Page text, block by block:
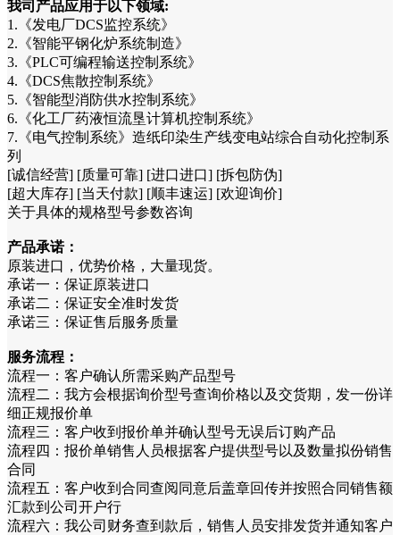
我司产品应用于以下领域:
1.《发电厂DCS监控系统》
2.《智能平钢化炉系统制造》
3.《PLC可编程输送控制系统》
4.《DCS焦散控制系统》
5.《智能型消防供水控制系统》
6.《化工厂药液恒流垦计算机控制系统》
7.《电气控制系统》造纸印染生产线变电站综合自动化控制系
列
[诚信经营] [质量可靠] [进口进口] [拆包防伪]
[超大库存] [当天付款] [顺丰速运] [欢迎询价]
关于具体的规格型号参数咨询
产品承诺：
原装进口，优势价格，大量现货。
承诺一：保证原装进口
承诺二：保证安全准时发货
承诺三：保证售后服务质量
服务流程：
流程一：客户确认所需采购产品型号
流程二：我方会根据询价型号查询价格以及交货期，发一份详
细正规报价单
流程三：客户收到报价单并确认型号无误后订购产品
流程四：报价单销售人员根据客户提供型号以及数量拟份销售
合同
流程五：客户收到合同查阅同意后盖章回传并按照合同销售额
汇款到公司开户行
流程六：我公司财务查到款后，销售人员安排发货并通知客户